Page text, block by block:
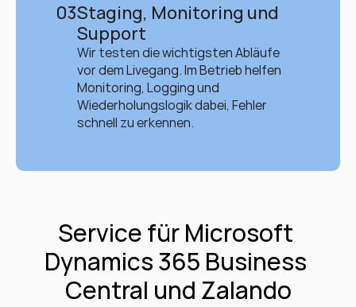
03Staging, Monitoring und
Support
Wir testen die wichtigsten Abläufe
vor dem Livegang. Im Betrieb helfen
Monitoring, Logging und
Wiederholungslogik dabei, Fehler
schnell zu erkennen.
Service für Microsoft
Dynamics 365 Business
Central und Zalando